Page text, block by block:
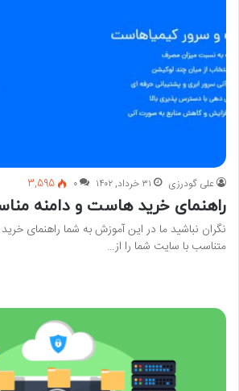
علی گودرزی ۳۱ خرداد, ۱۴۰۲ ۰ 3,595
راهنمای خرید هاست و دامنه
نگران نباشید ما در این آموزش به شما راهنمای
متناسب با سایت شما را از…